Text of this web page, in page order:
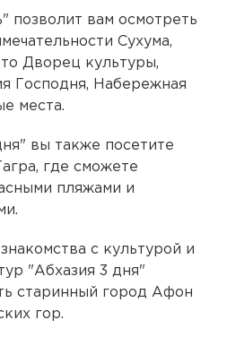
позволит вам осмотреть
Сухума,
Дворец культуры,
Господня, Набережная
места.
вы также посетите
где сможете
пляжами и
с культурой и
"Абхазия 3 дня"
старинный город Афон
гор.